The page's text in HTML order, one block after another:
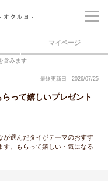
マイページ
含みます
最終更新日：2026/07/25
って嬉しいプレゼント
が選んだタイがテーマのおすす
す。もらって嬉しい・気になる